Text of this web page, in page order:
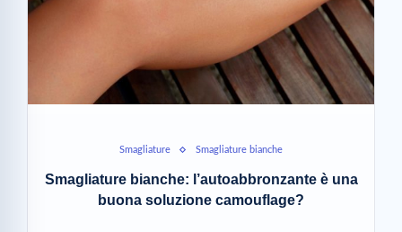
Smagliature Smagliature bianche
Smagliature bianche: l’autoabbronzante è una
buona soluzione camouflage?